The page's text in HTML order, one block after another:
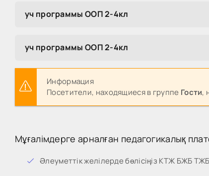
уч программы ООП 2-4кл
уч программы ООП 2-4кл
Информация
Посетители, находящиеся в группе Гости,
Мұғалімдерге арналған педагогикалық
Әлеуметтік желілерде бөлісіңіз КТЖ БЖБ